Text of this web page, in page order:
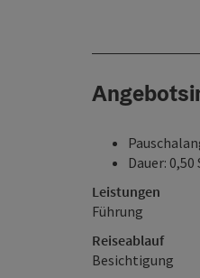
Dauer: 0,50
Leistungen
Führung
Reiseablauf
Besichtigung